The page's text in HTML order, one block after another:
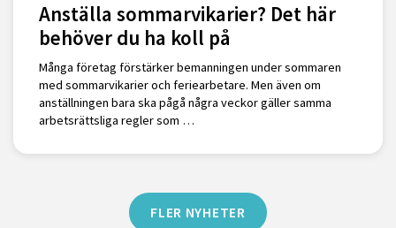
Anställa sommarvikarier? Det här
behöver du ha koll på
Många företag förstärker bemanningen under sommaren
med sommarvikarier och feriearbetare. Men även om
anställningen bara ska pågå några veckor gäller samma
arbetsrättsliga regler som …
FLER NYHETER